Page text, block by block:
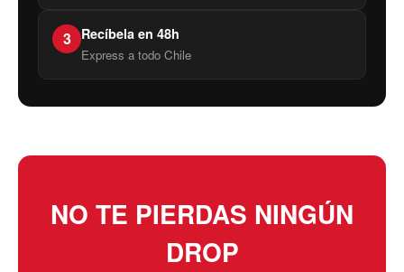
3 Recíbela en 48h
Express a todo Chile
NO TE PIERDAS NINGÚN
DROP